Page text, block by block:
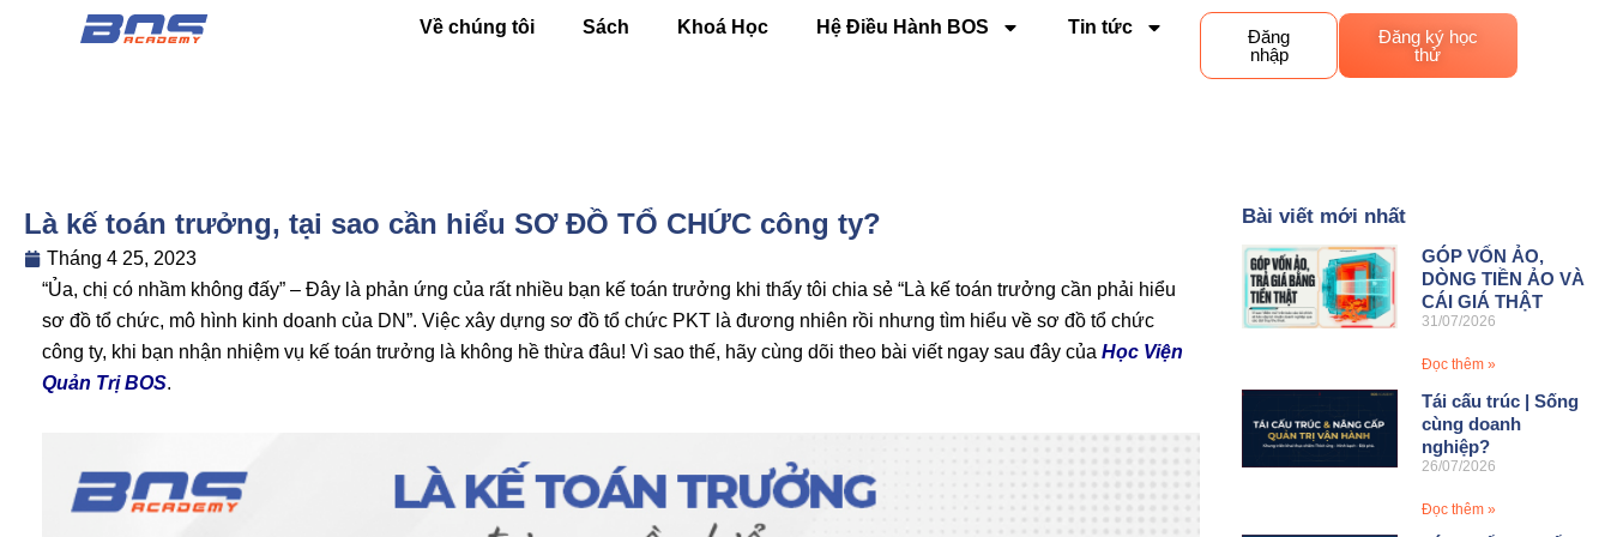
Về chúng tôi Sách Khoá Học Hệ Điều Hành BOS Tin tức
Đăng
nhập
Đăng ký học
thử
Là kế toán trưởng, tại sao cần hiểu SƠ ĐỒ TỔ CHỨC công ty?
Tháng 4 25, 2023
“Ủa, chị có nhầm không đấy” – Đây là phản ứng của rất nhiều bạn kế toán trưởng khi thấy tôi chia sẻ “Là kế toán trưởng cần phải hiểu
sơ đồ tổ chức, mô hình kinh doanh của DN”. Việc xây dựng sơ đồ tổ chức PKT là đương nhiên rồi nhưng tìm hiểu về sơ đồ tổ chức
công ty, khi bạn nhận nhiệm vụ kế toán trưởng là không hề thừa đâu! Vì sao thế, hãy cùng dõi theo bài viết ngay sau đây của Học Viện
Quản Trị BOS.
Bài viết mới nhất
GÓP VỐN ẢO,
DÒNG TIỀN ẢO VÀ
CÁI GIÁ THẬT
31/07/2026
Đọc thêm »
Tái cấu trúc | Sống
cùng doanh
nghiệp?
26/07/2026
Đọc thêm »